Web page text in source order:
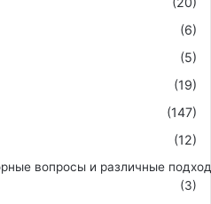
(6)
(5)
(19)
(147)
(12)
вопросы и различные
(3)